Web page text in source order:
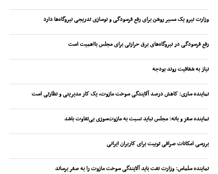
وزارت نیرو یک مسیر روشن برای رفع فرسودگی و نوسازی تدریجی نیروگاه‌ها دارد
رفع فرسودگی در نیروگاه‌های برق حرارتی برای مجلس بااهمیت است
نیاز به شفافیت روند بودجه
نماینده ساری: کاهش درصد آلایندگی سوخت مازوت، یک کار مدیریتی و نظارتی است
نماینده سقز و بانه: مجلس نباید نسبت به مازوت‌سوزی بی‌تفاوت باشد
بررسی امکانات صرافی توبیت برای کاربران ایرانی
نماینده سلماس: وزارت نفت باید آلایندگی سوخت مازوت را به صفر برساند